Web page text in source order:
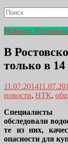
Новости
В
только в
11.07.2014
новости, НТК,
Специалисты
обследовали
те из них,
опасности для